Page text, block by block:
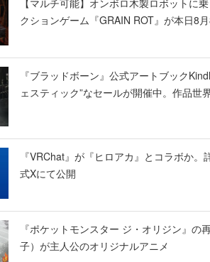
【マルチ可能】オンボロ木製ロボットに
クションゲーム『GRAIN ROT』が本日8
『ブラッドボーン』公式アートブック
ェスティック”なセールが開催中。作品世
『VRChat』が『ヒロアカ』とコラボか
式Xにて公開
『ポケットモンスター ジ・オリジン』
子）が主人公のオリジナルアニメ